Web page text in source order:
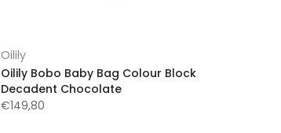
Oilily
Oilily Bobo Baby Bag Colour Block
Decadent Chocolate
€149,80